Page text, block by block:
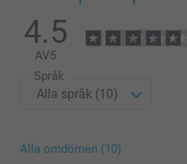
4.5
AV5
Språk
Alla omdömen (10)